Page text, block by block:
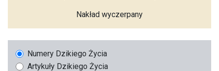
Nakład wyczerpany
Numery Dzikiego Życia
Artykuły Dzikiego Życia